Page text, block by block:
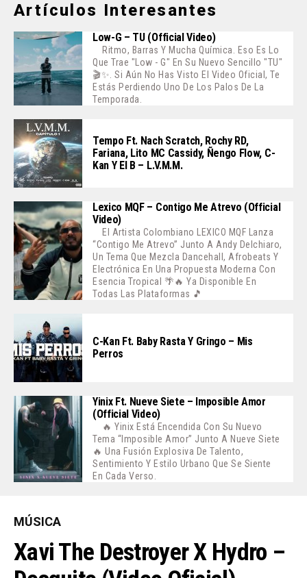
Artículos Interesantes
Low-G – TU (Official Video)
Ritmo, Barras Y Mucha Química. Eso Es Lo
Que Trae "Low - G" En Su Nuevo Sencillo "TU"
🎬✨. Si Aún No Has Visto El Video Oficial, Te
Estás Perdiendo Uno De Los Palos De La
Temporada.
Tempo Ft. Nach Scratch, Rochy RD,
Fariana, Lito MC Cassidy, Ñengo Flow, C-
Kan Y El B – L.V.M.M.
Lexico MQF – Contigo Me Atrevo (Official
Video)
El Artista Colombiano LEXICO MQF Lanza
“Contigo Me Atrevo” Junto A Andy Delchiaro,
Un Tema Que Mezcla Dancehall, Afrobeats Y
Electrónica En Una Propuesta Moderna Con
Esencia Tropical 🌴🔥 Ya Disponible En
Todas Las Plataformas 🎵
C-Kan Ft. Baby Rasta Y Gringo – Mis
Perros
Yinix Ft. Nueve Siete – Imposible Amor
(Official Video)
🔥 Yinix Está Encendida Con Su Nuevo
Tema “Imposible Amor” Junto A Nueve Siete
🔥 Una Fusión Explosiva De Talento,
Sentimiento Y Estilo Urbano Que Se Siente
En Cada Verso.
MÚSICA
Xavi The Destroyer X Hydro –